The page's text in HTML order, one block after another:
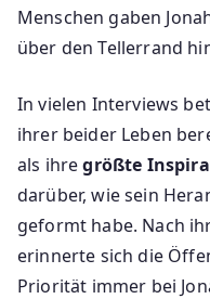
Menschen gaben
über den Tellerrand
In vielen Interviews
ihrer beider Leben
als ihregrößte
darüber, wie sein
geformt habe. Nach
erinnerte sich die
Priorität immer bei